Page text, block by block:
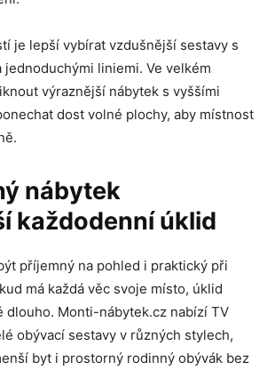
je lepší vybírat vzdušnější sestavy s
jednoduchými liniemi. Ve velkém
výraznější nábytek s vyššími
dost volné plochy, aby místnost
nábytek
každodenní úklid
příjemný na pohled i praktický při
má každá věc svoje místo, úklid
dlouho. Monti-nábytek.cz nabízí TV
obývací sestavy v různých stylech,
byt i prostorný rodinný obývák bez